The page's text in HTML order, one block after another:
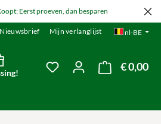
Eerst proeven, dan besparen
Nieuwsbrief Mijn verlanglijst nl-BE
Je hebt 0 items op je
€ 0,00